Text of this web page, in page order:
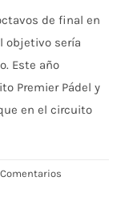
de final en
objetivo sería
Este año
Premier Pádel y
en el circuito
Comentarios